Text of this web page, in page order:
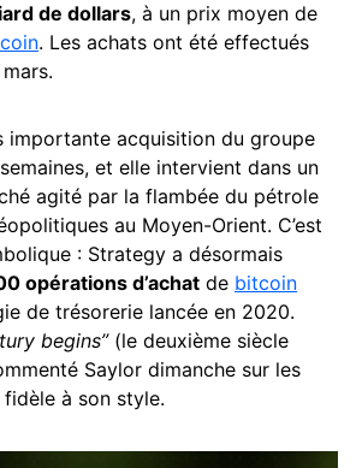
de dollars, à un prix moyen de
. Les achats ont été effectués
importante acquisition du groupe
et elle intervient dans un
agité par la flambée du pétrole
au Moyen-Orient. C’est
: Strategy a désormais
opérations d’achat de bitcoin
de trésorerie lancée en 2020.
begins”(le deuxième siècle
Saylor dimanche sur les
fidèle à son style.